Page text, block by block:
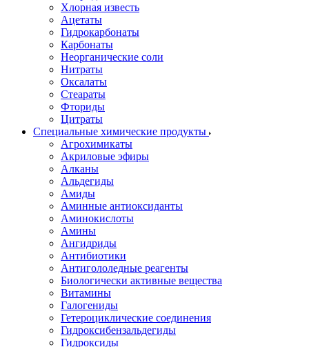
Хлорная известь
Ацетаты
Гидрокарбонаты
Карбонаты
Неорганические соли
Нитраты
Оксалаты
Стеараты
Фториды
Цитраты
Специальные химические продукты
Агрохимикаты
Акриловые эфиры
Алканы
Альдегиды
Амиды
Аминные антиоксиданты
Аминокислоты
Амины
Ангидриды
Антибиотики
Антигололедные реагенты
Биологически активные вещества
Витамины
Галогениды
Гетероциклические соединения
Гидроксибензальдегиды
Гидроксиды